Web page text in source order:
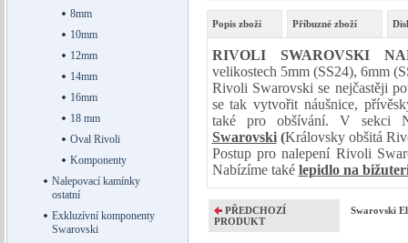
8mm
10mm
12mm
14mm
16mm
18 mm
Oval Rivoli
Komponenty
Nalepovací kamínky
ostatní
Exkluzívní komponenty
Swarovski
Popis zboží Příbuzné zboží
RIVOLI SWAROVSKI
velikostech 5mm (SS24), 6mm
Rivoli Swarovski se nejčastěji
se tak vytvořit náušnice,
také pro obšívání. V sekci
Swarovski(Královsky obšitá
Postup pro nalepení Rivoli
Nabízíme také lepidlo na
PŘEDCHOZÍ
PRODUKT
Swarovski